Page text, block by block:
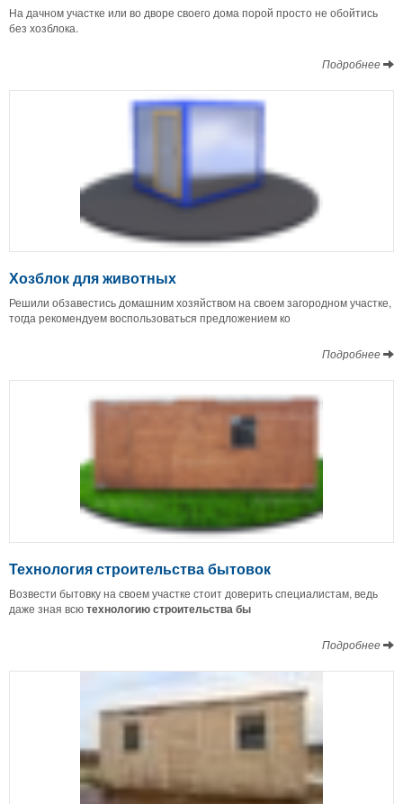
На дачном участке или во дворе своего дома порой просто не обойтись
без хозблока.
Подробнее
Хозблок для животных
Решили обзавестись домашним хозяйством на своем загородном участке,
тогда рекомендуем воспользоваться предложением ко
Подробнее
Технология строительства бытовок
Возвести бытовку на своем участке стоит доверить специалистам, ведь
даже зная всютехнологию строительства бы
Подробнее